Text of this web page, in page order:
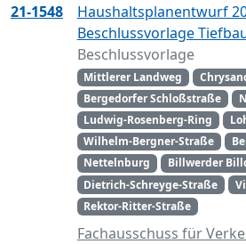
21-1548
Haushaltsplanentwurf
Beschlussvorlage
Beschlussvorlage
Mittlerer Landweg
Bergedorfer Schloßstraße
Ludwig-Rosenberg-Ring
Wilhelm-Bergner-Straße
Nettelnburg
Billwerder
Dietrich-Schreyge-Straße
Rektor-Ritter-Straße
Fachausschuss für